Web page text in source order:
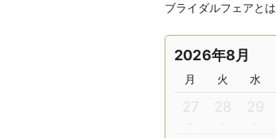
ブライダルフェアとは
2026年8月
月 火 水
27 28 29